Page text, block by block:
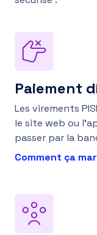
Paiement
Les virements
le site web ou
passer par la
Comment ça